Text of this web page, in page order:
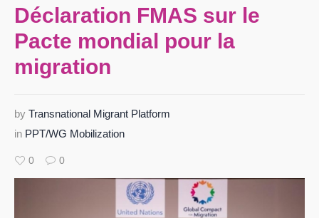
Déclaration FMAS sur le
Pacte mondial pour la
migration
by Transnational Migrant Platform
in PPT/WG Mobilization
0 0